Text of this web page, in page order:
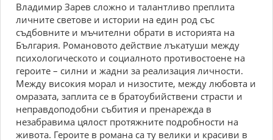
Владимир Зарев сложно и талантливо преплита
личните светове и истории на един род със
съдбовните и мъчителни обрати в историята на
България. Романовото действие лъкатуши между
психологическото и социалното противостоене на
героите – силни и жадни за реализация личности.
Между високия морал и низостите, между любовта и
омразата, заплита се в братоубийствени страсти и
неправдоподобни събития и пренарежда в
незабравима цялост протяжните подробности на
живота. Героите в романа са ту велики и красиви в